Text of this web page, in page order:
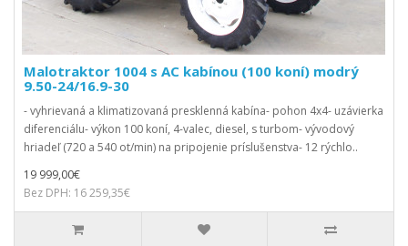
Malotraktor 1004 s AC kabínou (100 koní) modrý
9.50-24/16.9-30
- vyhrievaná a klimatizovaná presklenná kabína- pohon 4x4- uzávierka
diferenciálu- výkon 100 koní, 4-valec, diesel, s turbom- vývodový
hriadeľ (720 a 540 ot/min) na pripojenie príslušenstva- 12 rýchlo..
19 999,00€
Bez DPH: 16 259,35€